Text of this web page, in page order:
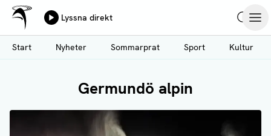
Hoppa
till
huvudinnehåll
Ålands Radio & TV
Lyssna direkt
Start
Nyheter Sommarprat Sport Kultur
Germundö alpin